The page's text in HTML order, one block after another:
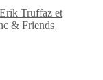
Truffaz et
& Friends